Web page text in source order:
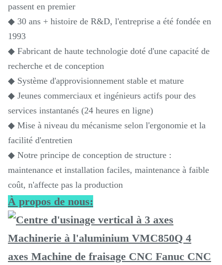
passent en premier
◆ 30 ans + histoire de R&D, l'entreprise a été fondée en
1993
◆ Fabricant de haute technologie doté d'une capacité de
recherche et de conception
◆ Système d'approvisionnement stable et mature
◆ Jeunes commerciaux et ingénieurs actifs pour des
services instantanés (24 heures en ligne)
◆ Mise à niveau du mécanisme selon l'ergonomie et la
facilité d'entretien
◆ Notre principe de conception de structure :
maintenance et installation faciles, maintenance à faible
coût, n'affecte pas la production
À propos de nous: